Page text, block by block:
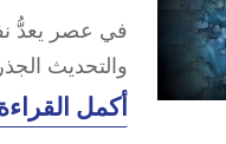
في عصر يعدُّ
والتحديث
أكمل